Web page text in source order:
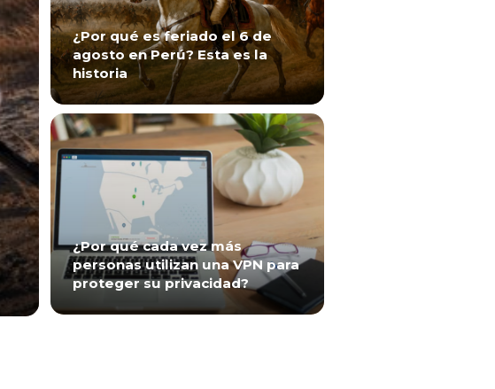
¿Por qué es feriado el 6 de
agosto en Perú? Esta es la
historia
¿Por qué cada vez más
personas utilizan una VPN para
proteger su privacidad?